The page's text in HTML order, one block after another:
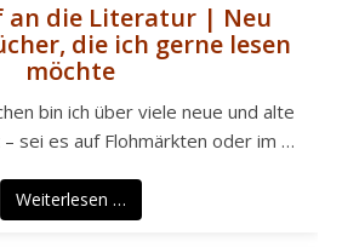
an die Literatur | Neu
die ich gerne lesen
möchte
bin ich über viele neue und alte
sei es auf Flohmärkten oder im …
Weiterlesen …